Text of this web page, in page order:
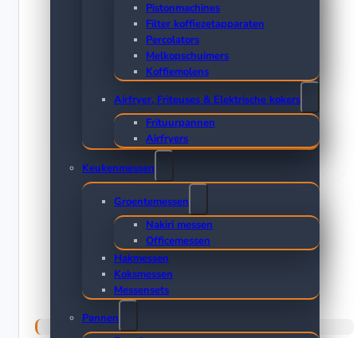
Pistonmachines
Filter koffiezetapparaten
Percolators
Melkopschuimers
Koffiemolens
Airfryer, Friteuses & Elektrische kokers
Frituurpannen
Airfryers
Keukenmessen
Groentemessen
Nakiri messen
Officemessen
Hakmessen
Koksmessen
Messensets
Pannen